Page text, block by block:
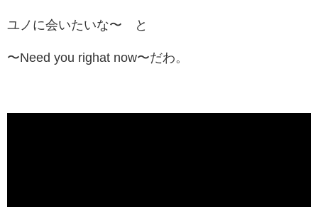
ユノに会いたいな〜 と
〜Need you righat now〜だわ。